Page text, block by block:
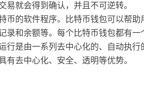
就会得到确认，并且不可逆转。
币的软件程序。比特币钱包可以帮
录和余额等。每个比特币钱包都有一
行是由一系列去中心化的、自动执行
去中心化、安全、透明等优势。